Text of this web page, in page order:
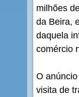
milhões
da Beira,
daquela
comércio
O
visita de